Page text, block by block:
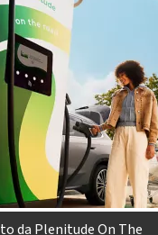
da Plenitude On The